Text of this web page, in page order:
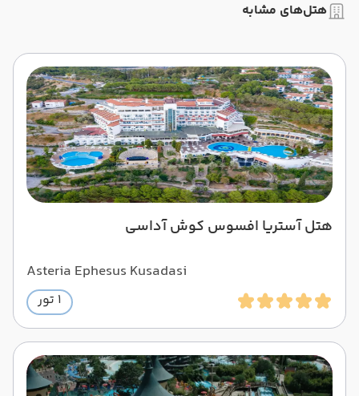
هتل‌های مشابه
هتل آستریا افسوس کوش آداسی
Asteria Ephesus Kusadasi
1 تور